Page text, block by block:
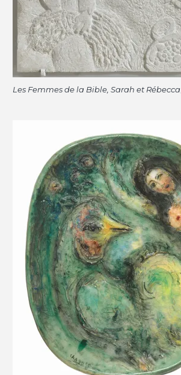
Les Femmes de la Bible, Sarah et Rébecca